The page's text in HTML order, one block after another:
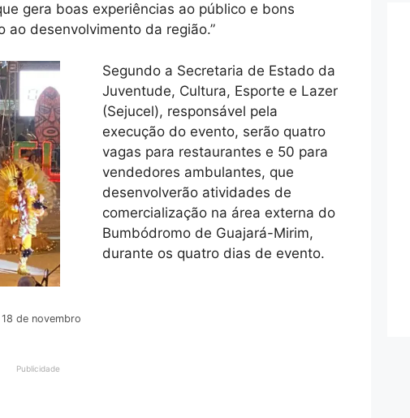
gera boas experiências ao público e bons
ao desenvolvimento da região.”
de novembro
Segundo a Secretaria de Estado da
Juventude, Cultura, Esporte e Lazer
(Sejucel), responsável pela
execução do evento, serão quatro
vagas para restaurantes e 50 para
vendedores ambulantes, que
desenvolverão atividades de
comercialização na área externa do
Bumbódromo de Guajará-Mirim,
durante os quatro dias de evento.
Publicidade